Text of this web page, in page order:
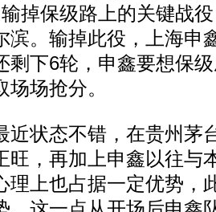
掉保级路上的关键战
滨。输掉此役，上海申
剩下6轮，申鑫要想保
场抢分。
状态不错，在贵州茅
旺，再加上申鑫以往与
理上也占据一定优势，